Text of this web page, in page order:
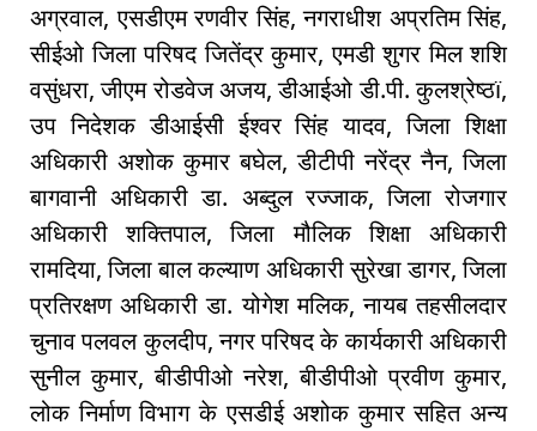
अग्रवाल, एसडीएम रणवीर सिंह, नगराधीश अप्रतिम सिंह,
सीईओ जिला परिषद जितेंद्र कुमार, एमडी शुगर मिल शशि
वसुंधरा, जीएम रोडवेज अजय, डीआईओ डी.पी. कुलश्रेष्ठï,
उप निदेशक डीआईसी ईश्वर सिंह यादव, जिला शिक्षा
अधिकारी अशोक कुमार बघेल, डीटीपी नरेंद्र नैन, जिला
बागवानी अधिकारी डा. अब्दुल रज्जाक, जिला रोजगार
अधिकारी शक्तिपाल, जिला मौलिक शिक्षा अधिकारी
रामदिया, जिला बाल कल्याण अधिकारी सुरेखा डागर, जिला
प्रतिरक्षण अधिकारी डा. योगेश मलिक, नायब तहसीलदार
चुनाव पलवल कुलदीप, नगर परिषद के कार्यकारी अधिकारी
सुनील कुमार, बीडीपीओ नरेश, बीडीपीओ प्रवीण कुमार,
लोक निर्माण विभाग के एसडीई अशोक कुमार सहित अन्य